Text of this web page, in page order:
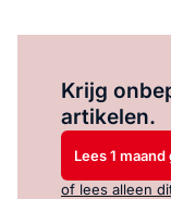
Krijg
artikelen.
Lees 1 maand
of lees alleen